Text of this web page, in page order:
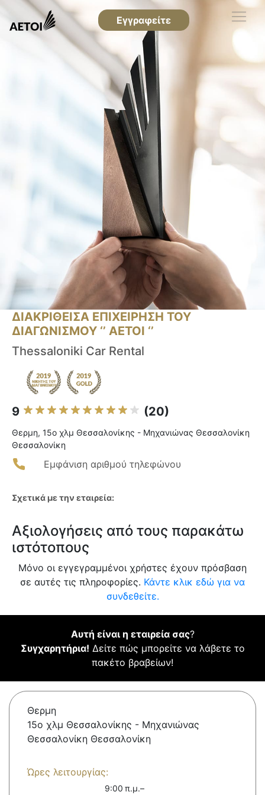
Εγγραφείτε
ΔΙΑΚΡΙΘΕΙΣΑ ΕΠΙΧΕΙΡΗΣΗ ΤΟΥ
ΔΙΑΓΩΝΙΣΜΟΥ ‘’ ΑΕΤΟΙ ‘’
Thessaloniki Car Rental
9 (20)
Θερμη, 15ο χλμ Θεσσαλονίκης - Μηχανιώνας Θεσσαλονίκη
Θεσσαλονίκη
Εμφάνιση αριθμού τηλεφώνου
Σχετικά με την εταιρεία:
Αξιολογήσεις από τους παρακάτω
ιστότοπους
Μόνο οι εγγεγραμμένοι χρήστες έχουν πρόσβαση
σε αυτές τις πληροφορίες. Κάντε κλικ εδώ για να
συνδεθείτε.
Αυτή είναι η εταιρεία σας?
Συγχαρητήρια! Δείτε πώς μπορείτε να λάβετε το
πακέτο βραβείων!
Θερμη
15ο χλμ Θεσσαλονίκης - Μηχανιώνας
Θεσσαλονίκη Θεσσαλονίκη
Ώρες λειτουργίας:
9:00 π.μ.–